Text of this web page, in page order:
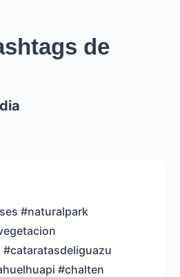
de
#naturalpark
#chalten